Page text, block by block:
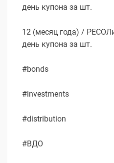
день купона за шт.
12 (месяц года) /
день купона за шт.
#bonds
#investments
#distribution
#ВДО